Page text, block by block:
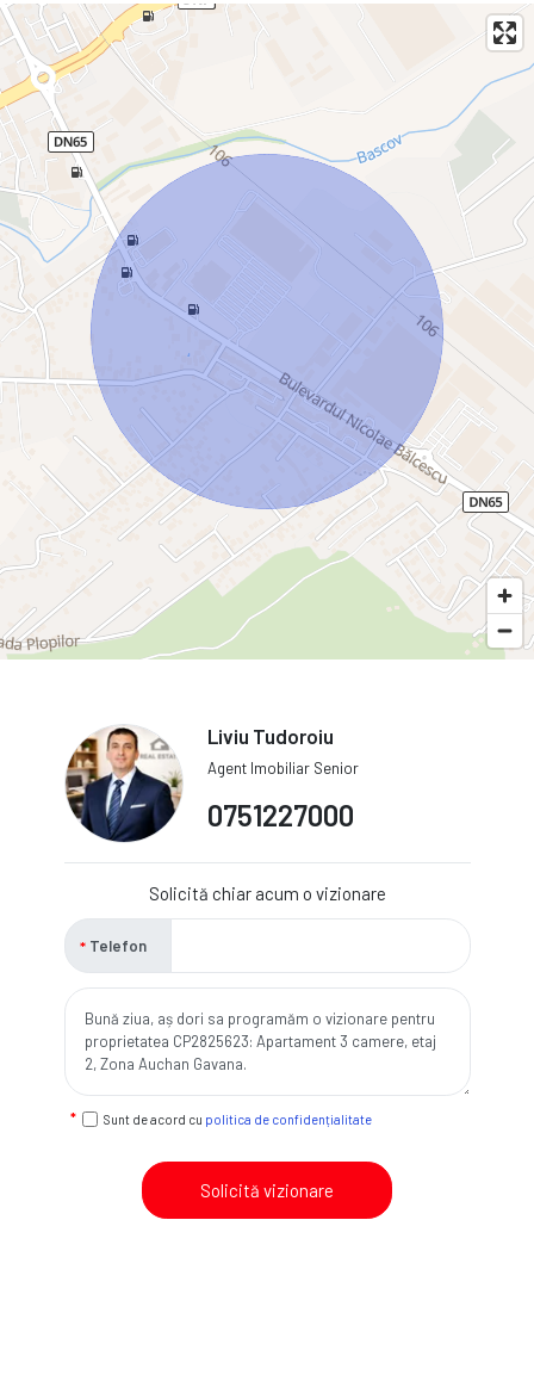
Liviu Tudoroiu
Agent Imobiliar Senior
0751227000
Solicită chiar acum o vizionare
Telefon
Sunt de acord cu politica de confidențialitate
Solicită vizionare